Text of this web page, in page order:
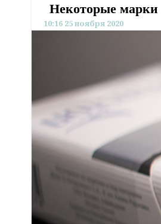
Некоторые марки
10:16 25 ноября 2020